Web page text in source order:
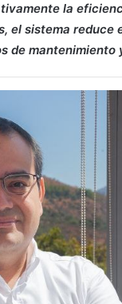
la
el sistema
de